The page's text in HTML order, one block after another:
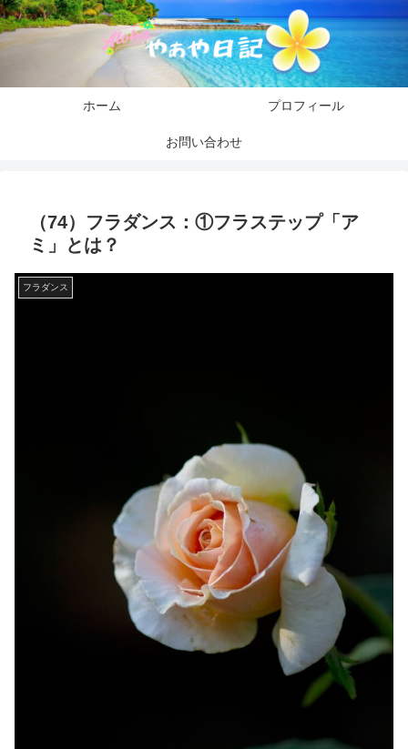
ホーム プロフィール
お問い合わせ
（74）フラダンス：①フラステップ「ア
ミ」とは？
フラダンス